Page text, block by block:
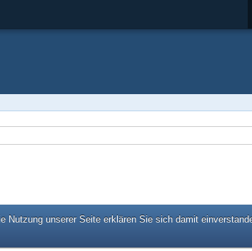
Nutzung unserer Seite erklären Sie sich damit